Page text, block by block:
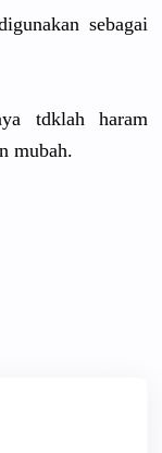
sebagai
tdklah haram
mubah.